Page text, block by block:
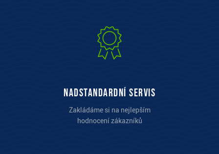
Nadstandardní servis
Zakládáme si na nejlepším
hodnocení zákazníků